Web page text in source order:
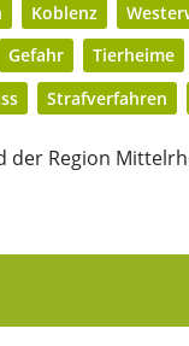
Koblenz
Gefahr Tierheime
Strafverfahren
der Region